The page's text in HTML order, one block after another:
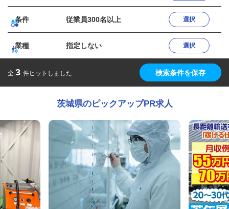
条件 従業員300名以上 選択
業種 指定しない 選択
全 3 件ヒットしました 検索条件を保存
茨城県のピックアップPR求人